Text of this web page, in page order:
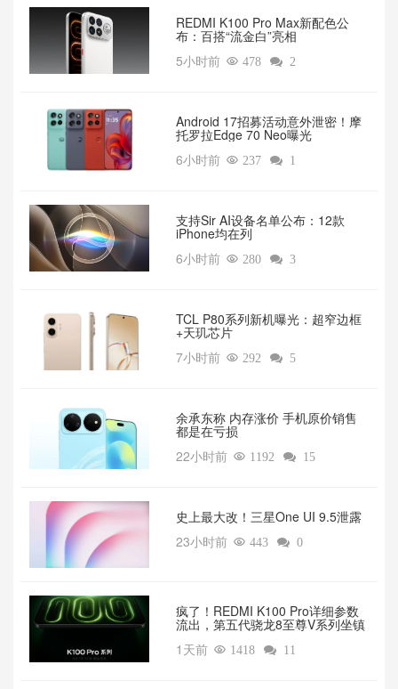
REDMI K100 Pro Max新配色公
布：百搭“流金白”亮相
5小时前  478  2
Android 17招募活动意外泄密！摩
托罗拉Edge 70 Neo曝光
6小时前  237  1
支持Sir AI设备名单公布：12款
iPhone均在列
6小时前  280  3
TCL P80系列新机曝光：超窄边框
+天玑芯片
7小时前  292  5
余承东称 内存涨价 手机原价销售
都是在亏损
22小时前  1192  15
‌史上最大改！三星One UI 9.5泄露
23小时前  443  0
疯了！REDMI K100 Pro详细参数
流出，第五代骁龙8至尊V系列坐镇‌
1天前  1418  11